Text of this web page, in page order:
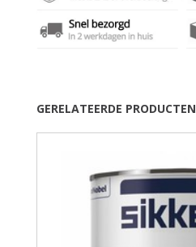
GERELATEERDE PRODUCTEN